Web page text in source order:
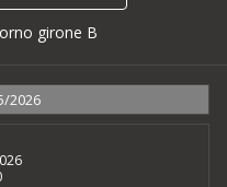
girone B
2026